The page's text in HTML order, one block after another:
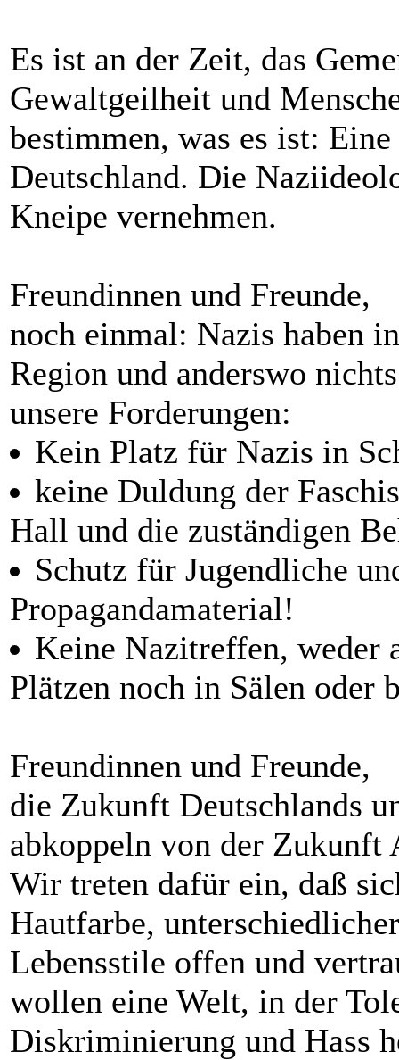
Es ist an der Zeit, das
Gewaltgeilheit und
bestimmen, was es ist:
Deutschland. Die
Kneipe vernehmen.
Freundinnen und Freunde,
noch einmal: Nazis haben
Region und anderswo
unsere Forderungen:
Kein Platz für Nazis in
keine Duldung der
Hall und die zuständigen
Schutz für Jugendliche
Propagandamaterial!
Keine Nazitreffen, weder
Plätzen noch in Sälen oder
Freundinnen und Freunde,
die Zukunft Deutschlands
abkoppeln von der Zukunft
Wir treten dafür ein, daß
Hautfarbe,
Lebensstile offen und
wollen eine Welt, in der
Diskriminierung und Hass